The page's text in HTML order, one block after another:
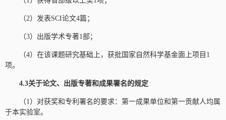
（2）发表SCI论文4篇；
（3）出版学术专著1部；
（4）在该课题研究基础上，获批国家自然科学基金面上项目1
项。
4.3关于论文、出版专著和成果署名的规定
（1）对获奖和专利署名的要求：第一成果单位和第一贡献人均属
于本实验室。